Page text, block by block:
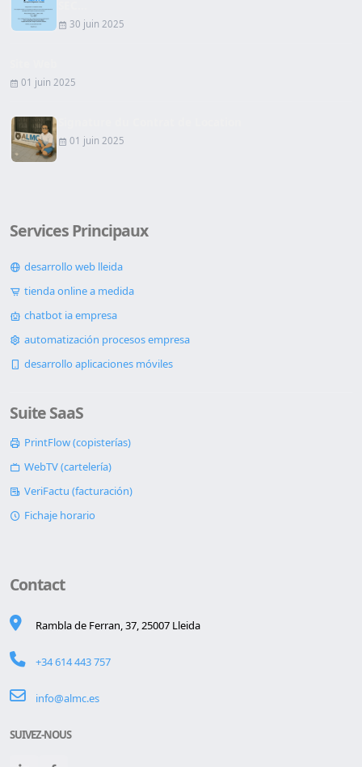
30 juin 2025
01 juin 2025
01 juin 2025
Services Principaux
desarrollo web lleida
tienda online a medida
chatbot ia empresa
automatización procesos empresa
desarrollo aplicaciones móviles
Suite SaaS
PrintFlow (copisterías)
WebTV (cartelería)
VeriFactu (facturación)
Fichaje horario
Contact
Rambla de Ferran, 37, 25007 Lleida
+34 614 443 757
info@almc.es
SUIVEZ-NOUS